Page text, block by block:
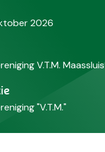
2026
V.T.M. Maassluis
"V.T.M."